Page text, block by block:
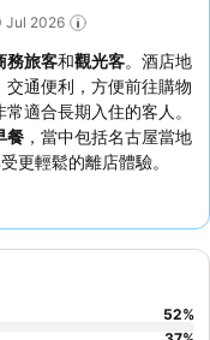
Jul 2026
務旅客和觀光客。酒店地
交通便利，方便前往購物
常適合長期入住的客人。
餐 ，當中包括名古屋當地
更輕鬆的離店體驗。
52%